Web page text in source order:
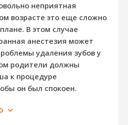
неприятная
возрасте это еще сложно
В этом случае
анестезия может
удаления зубов у
родители должны
к процедуре
он был спокоен.